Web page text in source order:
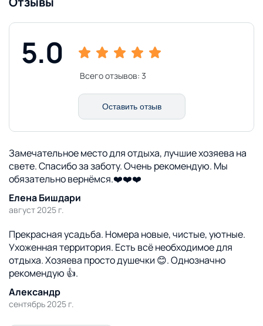
Наши контакты:
+375 29 606-75-41 Ольга
223124. Республика Беларусь.
Минская область, Логойский р-н.
Координаты: 54.275749052, 27.599876796
Email: mesto-vs2025@yandex.ru
https://www.instagram.com/mesto_vstrechi_by/
Telegram: +375 29 672-51-33
Viber: +375 29 672-51-33
WhatsApp: +375 29 672-51-33
5.0
Всего отзывов: 3
Оставить отзыв
Замечательное место для отдыха, лучшие хозяева на
свете. Спасибо за заботу. Очень рекомендую. Мы
обязательно вернёмся.❤️❤️❤️
Елена Бишдари
август 2025 г.
Прекрасная усадьба. Номера новые, чистые, уютные.
Ухоженная территория. Есть всё необходимое для
отдыха. Хозяева просто душечки 😊. Однозначно
рекомендую 👍.
Александр
сентябрь 2025 г.